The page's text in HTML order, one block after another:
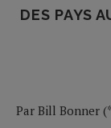
DES PAYS
Par Bill Bonner